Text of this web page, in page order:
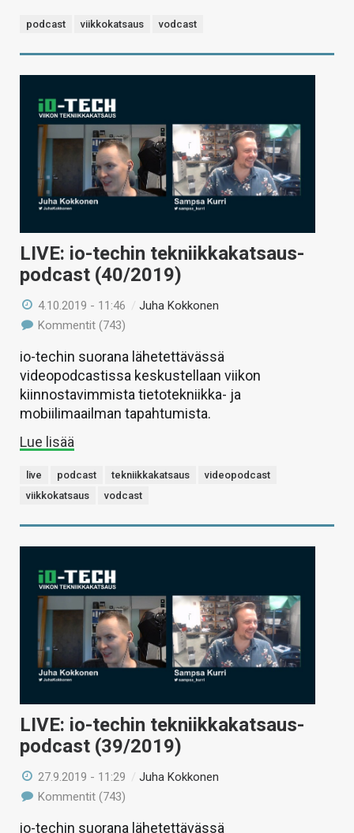
podcast viikkokatsaus vodcast
LIVE: io-techin tekniikkakatsaus-
podcast (40/2019)
4.10.2019 - 11:46 /Juha Kokkonen
Kommentit (743)
io-techin suorana lähetettävässä
videopodcastissa keskustellaan viikon
kiinnostavimmista tietotekniikka- ja
mobiilimaailman tapahtumista.
Lue lisää
live podcast tekniikkakatsaus
videopodcast
viikkokatsaus
vodcast
LIVE: io-techin tekniikkakatsaus-
podcast (39/2019)
27.9.2019 - 11:29 /Juha Kokkonen
Kommentit (743)
io-techin suorana lähetettävässä